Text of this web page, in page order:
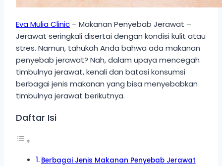
Eva Mulia Clinic – Makanan Penyebab Jerawat –
Jerawat seringkali disertai dengan kondisi kulit atau
stres. Namun, tahukah Anda bahwa ada makanan
penyebab jerawat? Nah, dalam upaya mencegah
timbulnya jerawat, kenali dan batasi konsumsi
berbagai jenis makanan yang bisa menyebabkan
timbulnya jerawat berikutnya.
Daftar Isi
Berbagai Jenis Makanan Penyebab Jerawat